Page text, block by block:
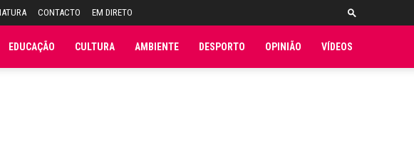
CONTACTO EM DIRETO
EDUCAÇÃO CULTURA AMBIENTE DESPORTO OPINIÃO VÍDEOS